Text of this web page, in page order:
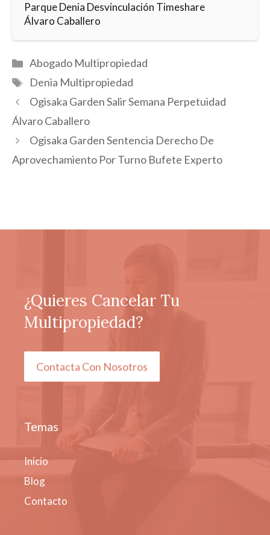
Parque Denia Desvinculación Timeshare
Álvaro Caballero
Categorías
Abogado Multipropiedad
Etiquetas
Denia Multipropiedad
Ogisaka Garden Salir Semana Perpetuidad
Álvaro Caballero
Ogisaka Garden Sentencia Derecho De
Aprovechamiento Por Turno Bufete Experto
¿Quieres Cancelar Tu
Multipropiedad?
Contacta Con Nosotros
Temas
Inicio
Blog
Contacto